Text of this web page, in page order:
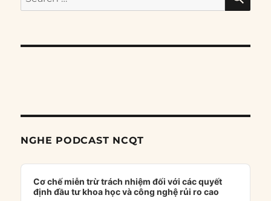
for:
NGHE PODCAST NCQT
Audio
Player
Cơ chế miễn trừ trách nhiệm đối với các quyết
định đầu tư khoa học và công nghệ rủi ro cao